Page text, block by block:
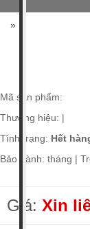
»
Mã sản phẩm:
Thương hiệu: |
Tình trạng: Hết
Bảo hành: tháng |
Giá: Xin